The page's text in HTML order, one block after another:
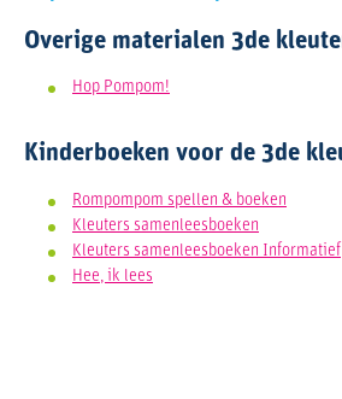
Overige materialen 3de
Hop Pompom!
Kinderboeken voor de 3de
Rompompom spellen & boeken
Kleuters samenleesboeken
Kleuters samenleesboeken Informatief
Hee, ik lees